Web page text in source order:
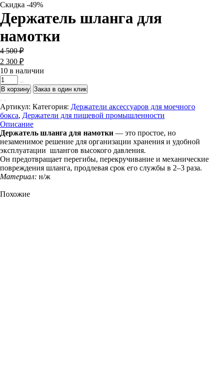
Скидка -49%
Держатель шланга для
намотки
4 500₽
Первоначальная
цена
составляла
4
500 ₽.
2 300 ₽
Текущая
цена:
2
300 ₽.
10 в наличии
Количество
товара
Держатель
шланга
для
намотки
В корзину Заказ в один клик
Артикул: Категория: Держатели аксессуаров для моечного
бокса, Держатели для пищевой промышленности
Описание
Держатель шланга для намотки — это простое, но
незаменимое решение для организации хранения и удобной
эксплуатации шлангов высокого давления.
Он предотвращает перегибы, перекручивание и механические
повреждения шланга, продлевая срок его службы в 2–3 раза.
Материал: н/ж
Похожие